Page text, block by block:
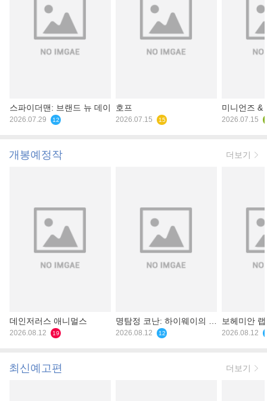
스파이더맨: 브랜드 뉴 데이
2026.07.29 12
호프
2026.07.15 15
미니언즈 &
2026.07.15
개봉예정작 더보기
데인저러스 애니멀스
2026.08.12 19
명탐정 코난: 하이웨이의 타
천사
2026.08.12 12
보헤미안
2026.08.12
최신예고편 더보기